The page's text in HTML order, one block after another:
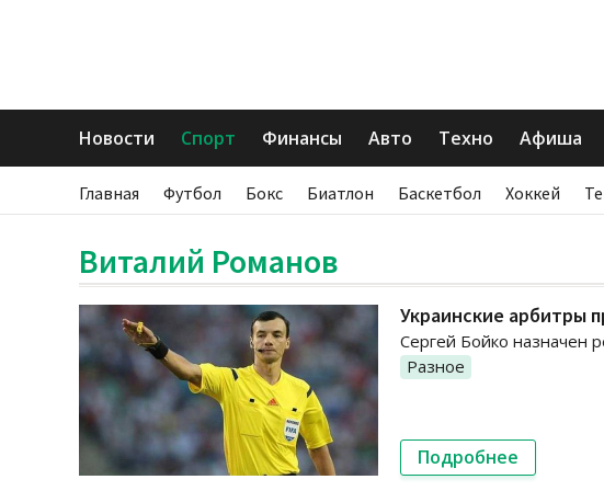
Новости Спорт Финансы Авто Техно Афиша
Главная Футбол Бокс Биатлон Баскетбол Хоккей
Виталий Романов
Украинские арбитры
Сергей Бойко назначен
Разное
Подробнее